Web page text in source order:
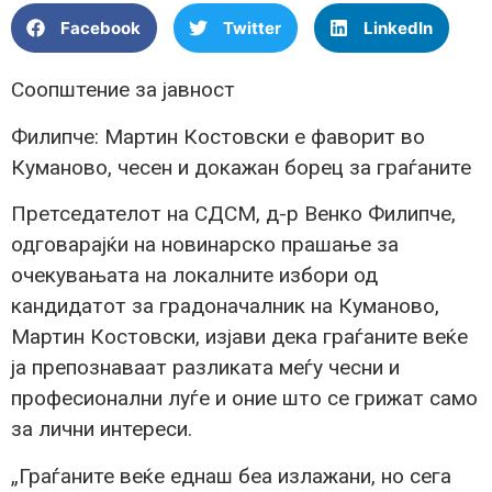
Facebook Twitter LinkedIn
Соопштение за јавност
Филипче: Мартин Костовски е фаворит во
Куманово, чесен и докажан борец за граѓаните
Претседателот на СДСМ, д-р Венко Филипче,
одговарајќи на новинарско прашање за
очекувањата на локалните избори од
кандидатот за градоначалник на Куманово,
Мартин Костовски, изјави дека граѓаните веќе
ја препознаваат разликата меѓу чесни и
професионални луѓе и оние што се грижат само
за лични интереси.
„Граѓаните веќе еднаш беа излажани, но сега